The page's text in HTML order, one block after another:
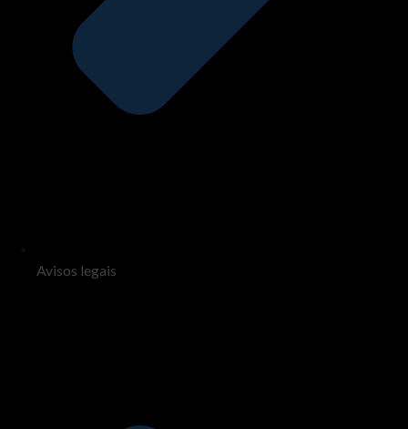
Avisos legais